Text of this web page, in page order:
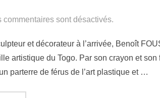
commentaires sont désactivés.
et décorateur à l’arrivée, Benoît
artistique du Togo. Par son crayon et son
parterre de férus de l’art plastique et …